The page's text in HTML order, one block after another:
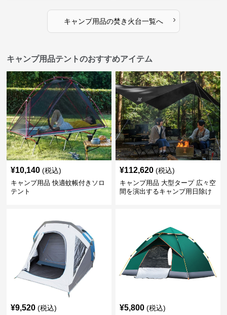
キャンプ用品の焚き火台一覧へ ›
キャンプ用品テントのおすすめアイテム
¥10,140 (税込)
キャンプ用品 快適蚊帳付きソロ
テント
¥112,620 (税込)
キャンプ用品 大型タープ 広々空
間を演出するキャンプ用日除け
¥9,520 (税込) ¥5,800 (税込)